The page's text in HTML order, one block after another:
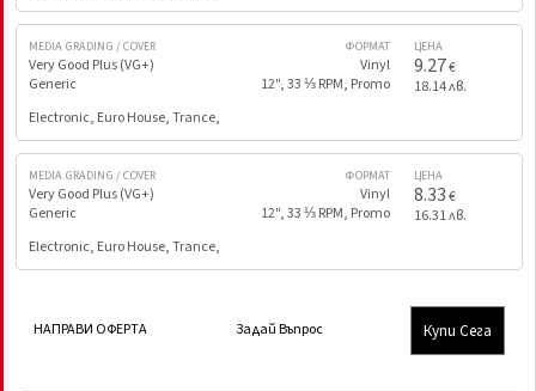
MEDIA GRADING / COVER
Very Good Plus (VG+)
Generic
ФОРМАТ
Vinyl
12", 33 ⅓ RPM, Promo
ЦЕНА
9.27€
18.14 лв.
Electronic, Euro House, Trance,
MEDIA GRADING / COVER
Very Good Plus (VG+)
Generic
ФОРМАТ
Vinyl
12", 33 ⅓ RPM, Promo
ЦЕНА
8.33€
16.31 лв.
Electronic, Euro House, Trance,
НАПРАВИ ОФЕРТА Задай Въпрос Купи Сега